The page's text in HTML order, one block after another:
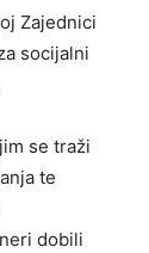
Zajednici
socijalni
se traži
te
dobili